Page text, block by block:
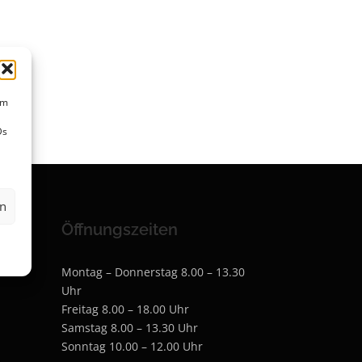
Öffnungszeiten
Montag – Donnerstag 8.00 – 13.30
Uhr
Freitag 8.00 – 18.00 Uhr
Samstag 8.00 – 13.30 Uhr
Sonntag 10.00 – 12.00 Uhr